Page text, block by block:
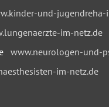
und-jugendreha-
im-netz.de
www.neurologen-und-
im-netz.de